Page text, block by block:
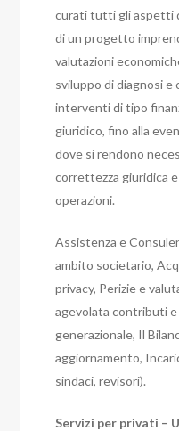
curati tutti gli aspetti
di un progetto
valutazioni
sviluppo di diagnosi
interventi di tipo
giuridico, fino alla
dove si rendono
correttezza giuridica
operazioni.
Assistenza e
ambito societario,
privacy, Perizie e
agevolata contributi e
generazionale, Il
aggiornamento,
sindaci, revisori).
Servizi per privati –